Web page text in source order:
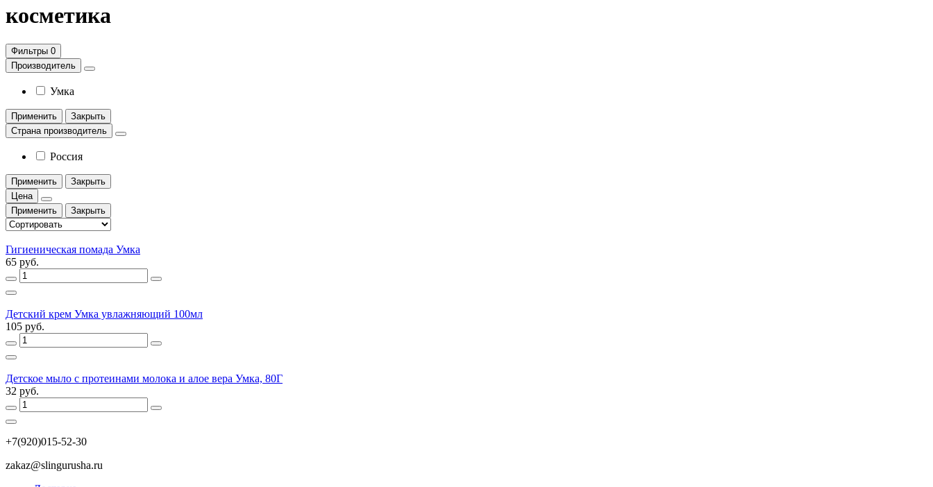
косметика
Фильтры 0
Производитель
Умка
Применить
Закрыть
Страна производитель
Россия
Применить
Закрыть
Цена
Применить
Закрыть
Гигиеническая помада Умка
65 руб.
Детский крем Умка увлажняющий 100мл
105 руб.
Детское мыло с протеинами молока и алое вера Умка, 80Г
32 руб.
+7(920)015-52-30
zakaz@slingurusha.ru